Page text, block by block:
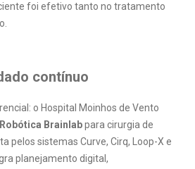
foi efetivo tanto no tratamento
contínuo
o Hospital Moinhos de Vento
Brainlabpara cirurgia de
pelos sistemas Curve, Cirq, Loop-X e
planejamento digital,